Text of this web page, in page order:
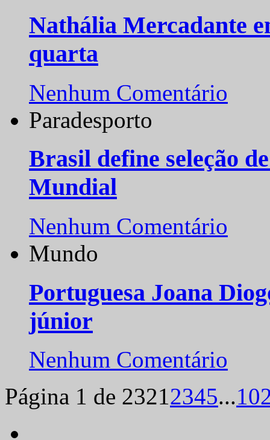
Nathália Mercadante
quarta
Nenhum Comentário
Paradesporto
Brasil define seleção
Mundial
Nenhum Comentário
Mundo
Portuguesa Joana
júnior
Nenhum Comentário
Página 1 de 23212345...10